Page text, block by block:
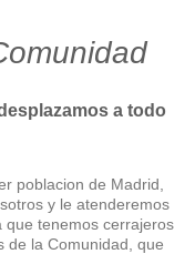
a todo
poblacion de Madrid,
y le atenderemos
que tenemos cerrajeros
de la Comunidad, que